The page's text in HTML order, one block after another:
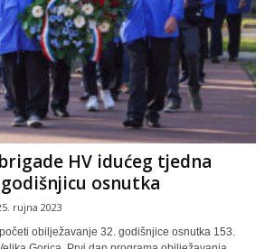
HV idućeg tjedna
osnutka
rujna 2023
obilježavanje 32. godišnjice osnutka 153.